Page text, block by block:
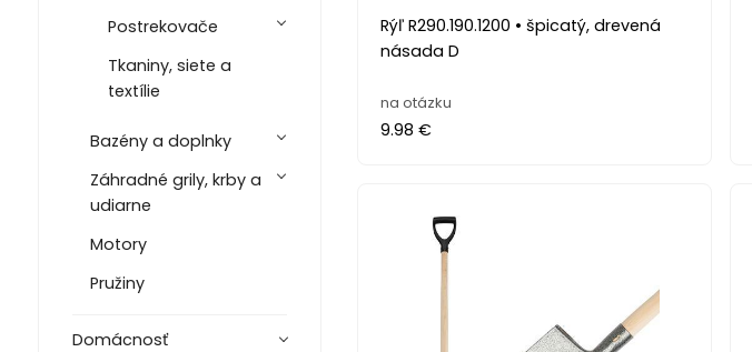
Postrekovače
Tkaniny, siete a
textílie
Bazény a doplnky
Záhradné grily, krby a
udiarne
Motory
Pružiny
Domácnosť
Rýľ R290.190.1200 • špicatý, drevená
násada D
na otázku
9.98 €